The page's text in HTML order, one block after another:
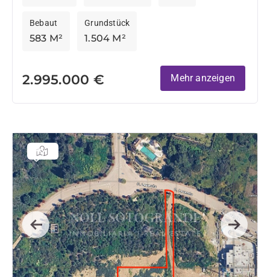
583 M²
Bebaut
1.504 M²
Grundstück
2.995.000 € Mehr anzeigen
Previous Next